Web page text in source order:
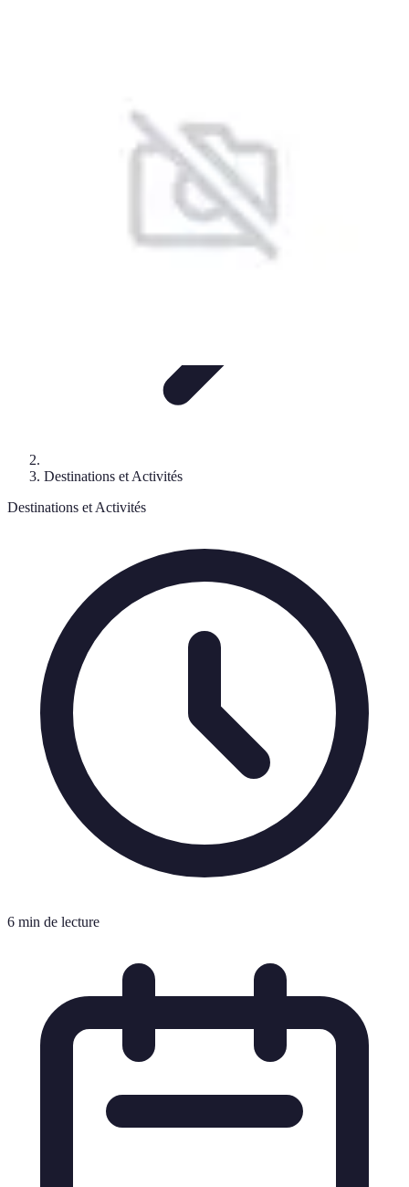
Destinations et Activités
Destinations et Activités
6 min de lecture